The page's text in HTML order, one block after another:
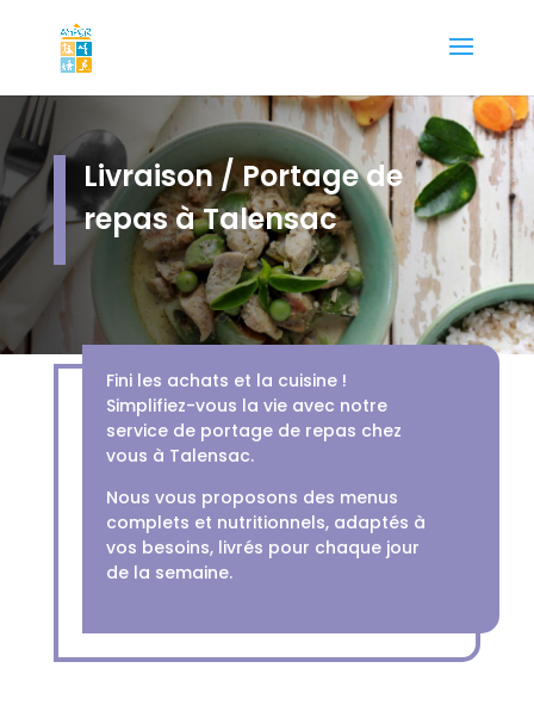
Livraison / Portage de
repas à Talensac
Fini les achats et la cuisine !
Simplifiez-vous la vie avec notre
service de portage de repas chez
vous à Talensac.
Nous vous proposons des menus
complets et nutritionnels, adaptés à
vos besoins, livrés pour chaque jour
de la semaine.